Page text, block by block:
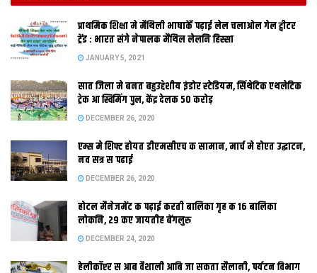
लोकनि, 29 कए जायतीह बेंगलुरु
डॉ प्रवीण झा
‘प्रेमक बसात’
प्राथमिक शि‍क्षा मे मैथि‍ली भाषाकेँ पढ़ाई लेल चलाओल गेल ट्वीटर
ट्रेंड : भारत संगे नेपालक मैथिल लेलनि हिस्सा
JANUARY 5, 2021
सात जिला मे बनत बहुउद्देशीय इंडोर स्‍टेडि‍यम, सिंथेटिक एथलेटिक
ट्रेक आ स्विमिंग पुल, केंद्र देलक 50 करोड़
DECEMBER 26, 2020
एम्स मे शिफ्ट होयत डीएमसीएच क सामान, मार्च मे होएत उद्घाटन,
नव सत्र स पढाई
DECEMBER 26, 2020
होटल मैनेजमेंट क पढ़ाई करती बालिका गृह क 16 बालिका
लोकनि, 29 कए जायतीह बेंगलुरु
DECEMBER 24, 2020
हेलीकॉप्टर स आब वैशाली आबि जा सकता सैलानी, पर्यटन विभाग